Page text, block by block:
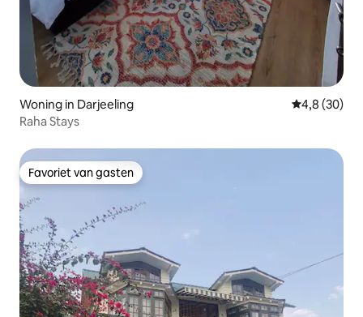
Woning in Darjeeling Gemiddelde
4,8 (30)
Raha Stays
Favoriet van gasten
Favoriet van gasten